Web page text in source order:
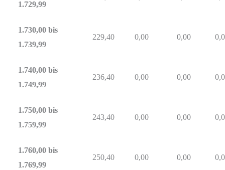
1.729,99
1.730,00 bis
1.739,99
229,40 0,00 0,00
1.740,00 bis
1.749,99
236,40 0,00 0,00
1.750,00 bis
1.759,99
243,40 0,00 0,00
1.760,00 bis
1.769,99
250,40 0,00 0,00